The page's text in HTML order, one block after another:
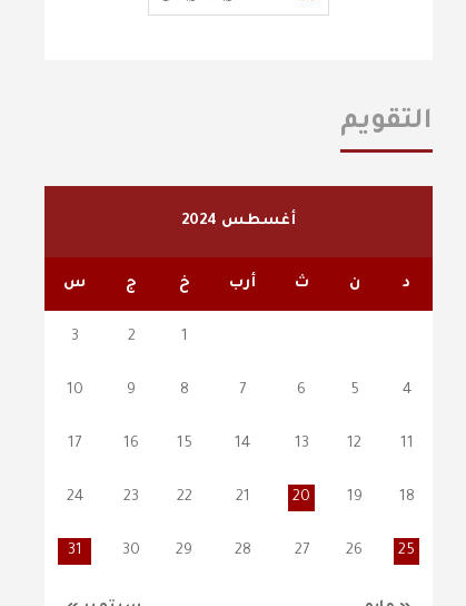
التقويم
أغسطس 2024
د ن ث أرب خ ج س
1
2
3
4
5
6
7
8
9
10
11
12
13
14
15
16
17
18
19
20
21
22
23
24
25
26
27
28
29
30
31